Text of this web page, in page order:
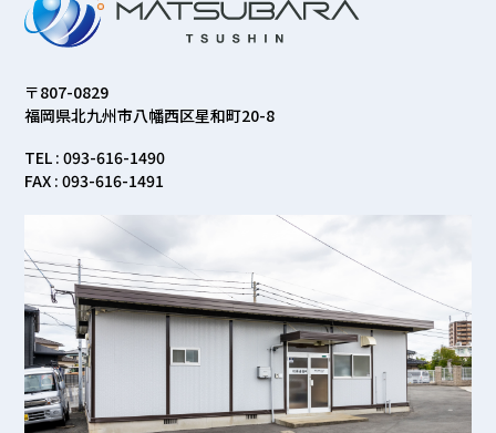
〒807-0829
福岡県北九州市八幡西区星和町20-8
TEL : 093-616-1490
FAX : 093-616-1491